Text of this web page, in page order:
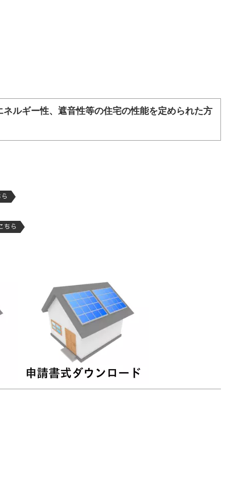
ルギー性、遮音性等の住宅の性能を定められた方